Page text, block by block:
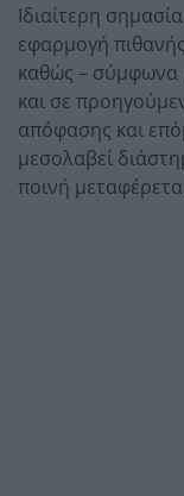
Ιδιαίτερη
εφαρμογή
καθώς – σύμφωνα
και σε
απόφασης και
μεσολαβεί
ποινή